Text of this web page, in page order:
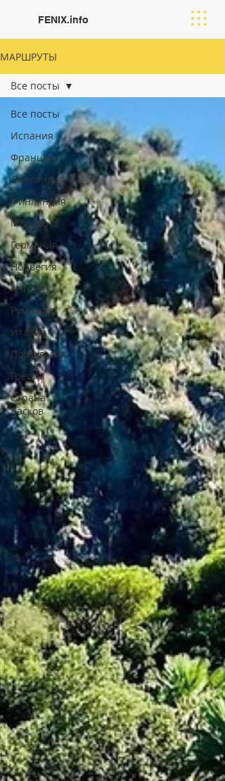
FENIX.info
МАРШРУТЫ
Все посты
Испания
Франция
Лапландия
Финляндия
Moнако
Германия
Норвегия
Англия
Румыния
Италия
Португалия
Греция
Страна
Басков
Все посты